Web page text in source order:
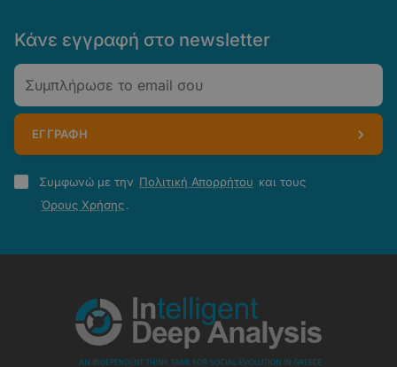
Κάνε εγγραφή στο newsletter
Email
ΕΓΓΡΑΦΗ
Πολιτική
Απορρήτου
Συμφωνώ με την Πολιτική Απορρήτου και τους
Όρους Χρήσης.